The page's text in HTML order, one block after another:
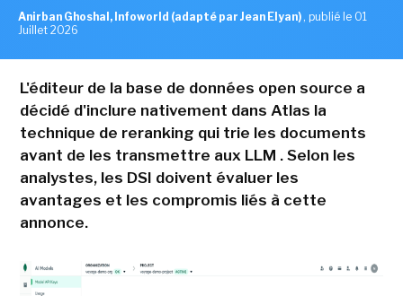
Anirban Ghoshal, Infoworld (adapté par Jean Elyan) , publié le 01
Juillet 2026
L'éditeur de la base de données open source a
décidé d'inclure nativement dans Atlas la
technique de reranking qui trie les documents
avant de les transmettre aux LLM . Selon les
analystes, les DSI doivent évaluer les
avantages et les compromis liés à cette
annonce.